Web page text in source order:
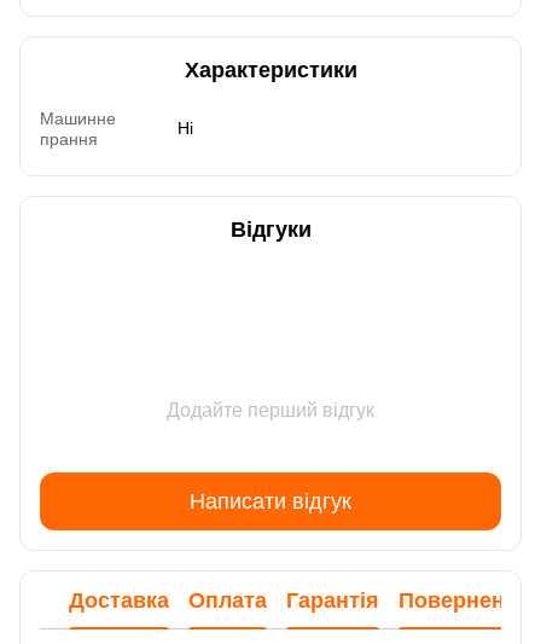
Характеристики
Машинне
прання
Ні
Відгуки
Додайте перший відгук
Написати відгук
Доставка Оплата Гарантія Повернення